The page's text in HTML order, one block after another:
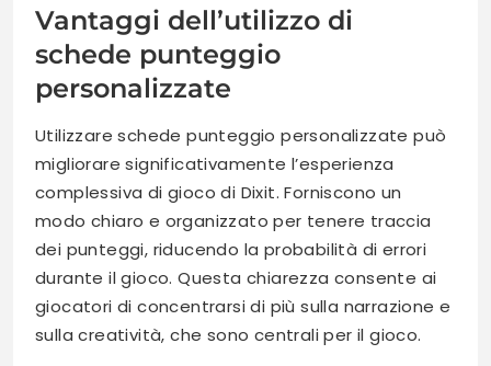
Vantaggi dell’utilizzo di
schede punteggio
personalizzate
Utilizzare schede punteggio personalizzate può
migliorare significativamente l’esperienza
complessiva di gioco di Dixit. Forniscono un
modo chiaro e organizzato per tenere traccia
dei punteggi, riducendo la probabilità di errori
durante il gioco. Questa chiarezza consente ai
giocatori di concentrarsi di più sulla narrazione e
sulla creatività, che sono centrali per il gioco.